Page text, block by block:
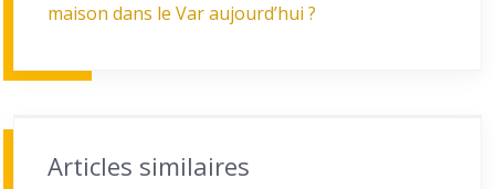
maison dans le Var aujourd’hui ?
Articles similaires